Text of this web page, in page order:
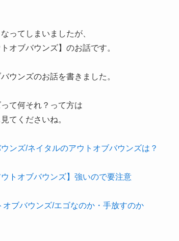
ってしまいましたが、
オブバウンズ】のお話です。
ウンズのお話を書きました。
て何それ？って方は
てくださいね。
ンズ/ネイタルのアウトオブバウンズは？
トオブバウンズ】強いので要注意
オブバウンズ/エゴなのか・手放すのか